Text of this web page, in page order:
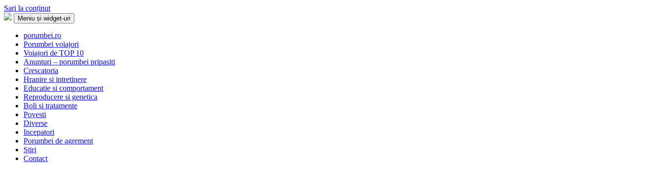
Sari la conținut
Porumbei.ro
Enciclopedia porumbelului
Meniu și widget-uri
porumbei.ro
Porumbei voiajori
Voiajori de TOP 10
Anunturi – porumbei pripasiti
Crescatoria
Hranire si intretinere
Educatie si comportament
Reproducere si genetica
Boli si tratamente
Povesti
Diverse
Incepatori
Porumbei de agrement
Stiri
Contact